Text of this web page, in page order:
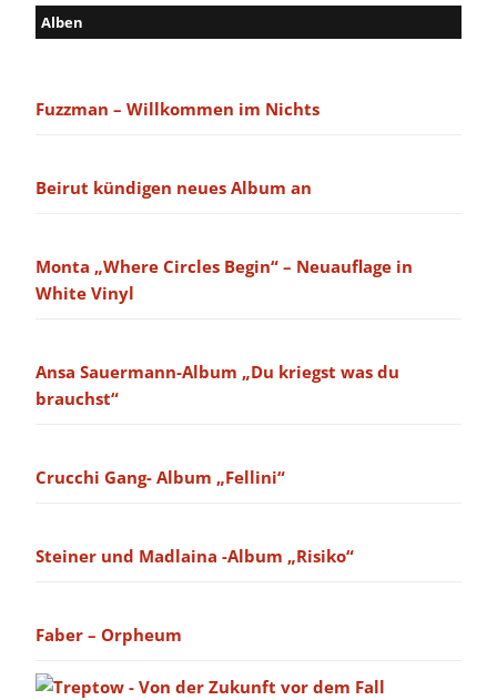
Alben
Fuzzman – Willkommen im Nichts
Beirut kündigen neues Album an
Monta „Where Circles Begin“ – Neuauflage in
White Vinyl
Ansa Sauermann-Album „Du kriegst was du
brauchst“
Crucchi Gang- Album „Fellini“
Steiner und Madlaina -Album „Risiko“
Faber – Orpheum